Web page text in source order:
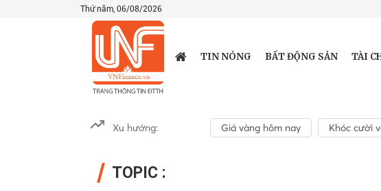
Thứ năm, 06/08/2026
TIN NÓNG BẤT ĐỘNG SẢN TÀI
Xu hướng: Giá vàng hôm nay Khóc cười
TOPIC :